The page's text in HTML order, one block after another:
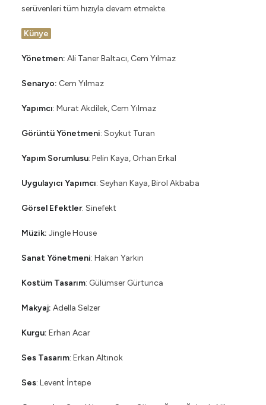
serüvenleri tüm hızıyla devam etmekte.
Künye
Yönetmen: Ali Taner Baltacı, Cem Yılmaz
Senaryo: Cem Yılmaz
Yapımcı: Murat Akdilek, Cem Yılmaz
Görüntü Yönetmeni: Soykut Turan
Yapım Sorumlusu: Pelin Kaya, Orhan Erkal
Uygulayıcı Yapımcı: Seyhan Kaya, Birol Akbaba
Görsel Efektler: Sinefekt
Müzik: Jingle House
Sanat Yönetmeni: Hakan Yarkın
Kostüm Tasarım: Gülümser Gürtunca
Makyaj: Adella Selzer
Kurgu: Erhan Acar
Ses Tasarım: Erkan Altınok
Ses: Levent İntepe